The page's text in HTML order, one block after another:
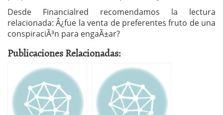
Desde Financialred recomendamos la lectura
relacionada: Â¿fue la venta de preferentes fruto de una
conspiraciÃ³n para engaÃ±ar?
Publicaciones Relacionadas: